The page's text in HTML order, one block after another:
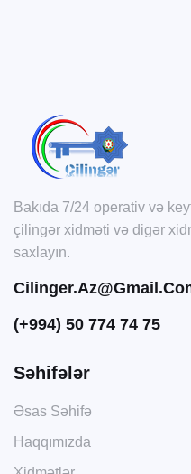
Bakıda 7/24 operativ və
çilingər xidməti və digər
saxlayın.
(+994) 50 774 74 75
Səhifələr
Əsas Səhifə
Haqqımızda